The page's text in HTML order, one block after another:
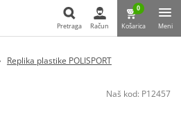
Pretraga Račun
0
Košarica Meni
Replika plastike POLISPORT
Naš kod: P12457